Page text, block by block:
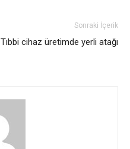
Sonraki İçerik
Tıbbi cihaz üretimde yerli atağı